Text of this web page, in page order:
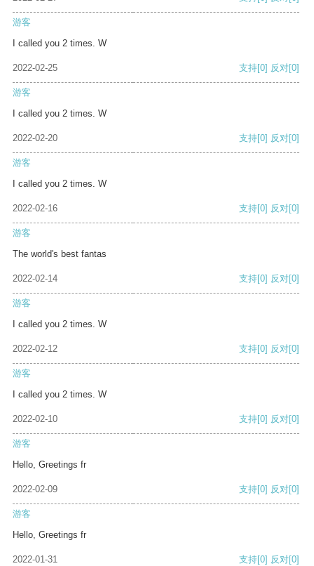
游客
I called you 2 times. W
2022-02-25 支持[0] 反对[0]
游客
I called you 2 times. W
2022-02-20 支持[0] 反对[0]
游客
I called you 2 times. W
2022-02-16 支持[0] 反对[0]
游客
The world's best fantas
2022-02-14 支持[0] 反对[0]
游客
I called you 2 times. W
2022-02-12 支持[0] 反对[0]
游客
I called you 2 times. W
2022-02-10 支持[0] 反对[0]
游客
Hello, Greetings fr
2022-02-09 支持[0] 反对[0]
游客
Hello, Greetings fr
2022-01-31 支持[0] 反对[0]